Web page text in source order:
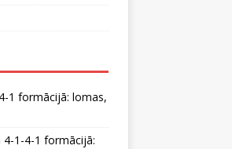
1 formācijā: lomas,
4-1-4-1 formācijā: